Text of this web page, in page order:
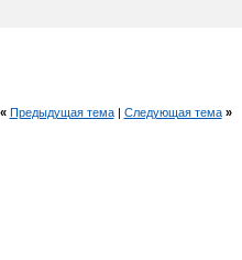
« Предыдущая тема| Следующая тема »